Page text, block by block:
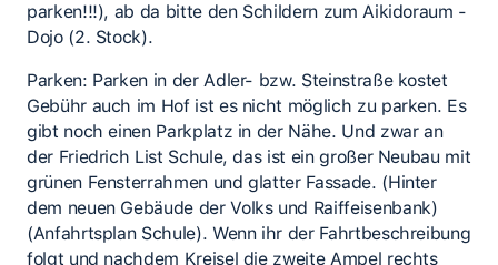
parken!!!), ab da bitte den Schildern zum Aikidoraum -
Dojo (2. Stock).
Parken: Parken in der Adler- bzw. Steinstraße kostet
Gebühr auch im Hof ist es nicht möglich zu parken. Es
gibt noch einen Parkplatz in der Nähe. Und zwar an
der Friedrich List Schule, das ist ein großer Neubau mit
grünen Fensterrahmen und glatter Fassade. (Hinter
dem neuen Gebäude der Volks und Raiffeisenbank)
(Anfahrtsplan Schule). Wenn ihr der Fahrtbeschreibung
folgt und nachdem Kreisel die zweite Ampel rechts